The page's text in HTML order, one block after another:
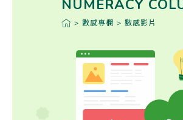
NUMERACY
> 數感專欄 > 數感影片